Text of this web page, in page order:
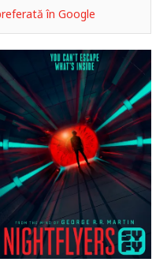
în Google